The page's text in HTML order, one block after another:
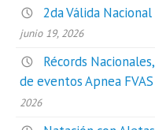
2da Válida
junio 19, 2026
Récords
de eventos Apnea
2026